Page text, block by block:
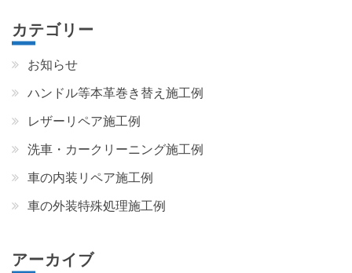
カテゴリー
お知らせ
ハンドル等本革巻き替え施工例
レザーリペア施工例
洗車・カークリーニング施工例
車の内装リペア施工例
車の外装特殊処理施工例
アーカイブ